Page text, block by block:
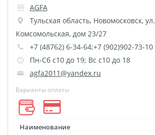
размеров
Портреты в стиле
Картины на холсте
Печать чертежей
Холст настольный с
Roll up
Фото на холсте с карт.
осн. УФ
AGFA
Тульская область, Новомосковск, ул.
Комсомольская, дом 23/27
+7 (48762) 6-34-64;+7 (902)902-73-10
Пн-Сб с10 до 19; Вс с10 до 18
agfa2011@yandex.ru
Варианты оплаты
Наименование